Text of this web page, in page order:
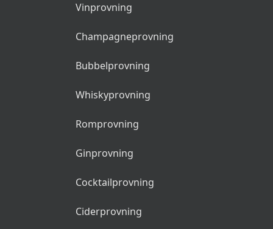
Vinprovning
Champagneprovning
Bubbelprovning
Whiskyprovning
Romprovning
Ginprovning
Cocktailprovning
Ciderprovning